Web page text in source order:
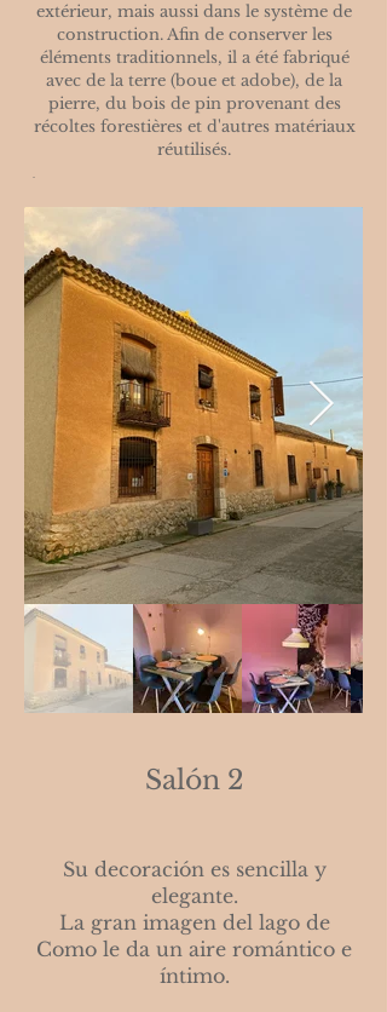
extérieur, mais aussi dans le système de
construction. Afin de conserver les
éléments traditionnels, il a été fabriqué
avec de la terre (boue et adobe), de la
pierre, du bois de pin provenant des
récoltes forestières et d'autres matériaux
réutilisés.
.
Salón 2
Su decoración es sencilla y
elegante.
La gran imagen del lago de
Como le da un aire romántico e
íntimo.